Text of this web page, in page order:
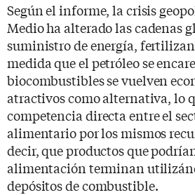
Según el informe, la crisis
Medio ha alterado las cadenas
suministro de energía,
medida que el petróleo se
biocombustibles se vuelven
atractivos como alternativa, lo
competencia directa entre el
alimentario por los mismos
decir, que productos que
alimentación terminan
depósitos de combustible.